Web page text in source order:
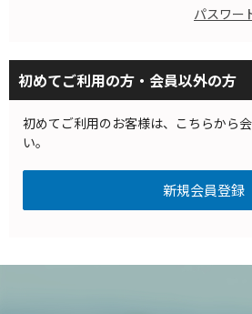
パスワー
初めてご利用の方・会員以外の方
初めてご利用のお客様は、こちらから
い。